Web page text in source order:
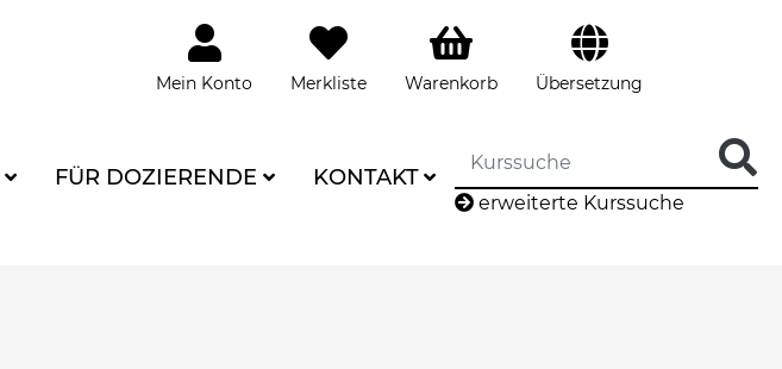
Mein Konto Merkliste Warenkorb Übersetzung
FÜR DOZIERENDE KONTAKT
erweiterte Kurssuche